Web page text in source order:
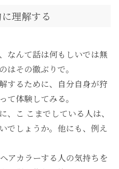
理解する
なんて話は何もしいでは無
はその徹ぶりで。
するために、自分自身が狩
て体験してみる。
、こ こまでしている人は、
でしょうか。他にも、例え
アカラーする人の気持ちを